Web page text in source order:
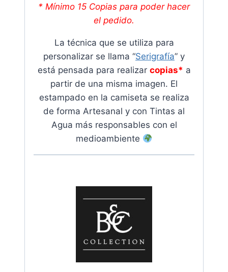
* Mínimo 15 Copias para poder hacer
el pedido.
La técnica que se utiliza para
personalizar se llama “Serigrafía” y
está pensada para realizar copias* a
partir de una misma imagen. El
estampado en la camiseta se realiza
de forma Artesanal y con Tintas al
Agua más responsables con el
medioambiente